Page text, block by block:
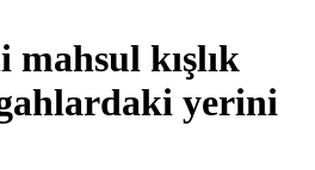
mahsul kışlık
yerini